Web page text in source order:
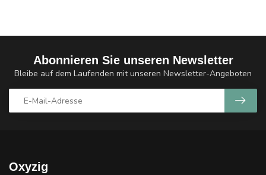
Abonnieren Sie unseren Newsletter
Bleibe auf dem Laufenden mit unseren Newsletter-Angeboten
Oxyzig